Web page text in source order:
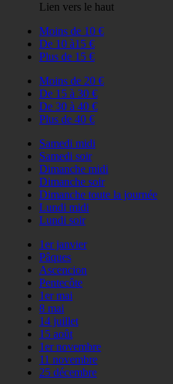
Lien vers le haut
Moins de 10 €
De 10 à15 €
Plus de 15 €
Moins de 20 €
De 15 à 30 €
De 30 à 40 €
Plus de 40 €
Samedi midi
Samedi soir
Dimanche midi
Dimanche soir
Dimanche toute la journée
Lundi midi
Lundi soir
1er janvier
Pâques
Ascencion
Pentecôte
1er mai
8 mai
14 juillet
15 août
1er novembre
11 novembre
25 décembre